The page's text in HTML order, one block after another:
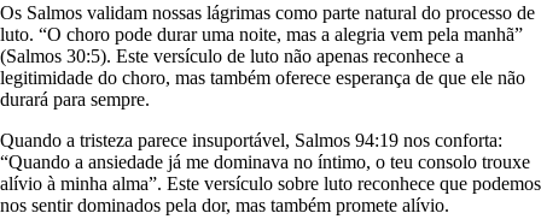
Os Salmos validam nossas lágrimas como parte natural do processo de
luto. “O choro pode durar uma noite, mas a alegria vem pela manhã”
(Salmos 30:5). Este versículo de luto não apenas reconhece a
legitimidade do choro, mas também oferece esperança de que ele não
durará para sempre.
Quando a tristeza parece insuportável, Salmos 94:19 nos conforta:
“Quando a ansiedade já me dominava no íntimo, o teu consolo trouxe
alívio à minha alma”. Este versículo sobre luto reconhece que podemos
nos sentir dominados pela dor, mas também promete alívio.